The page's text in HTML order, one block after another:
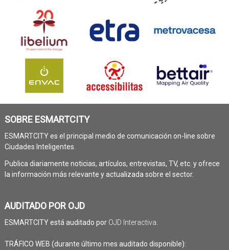
SOBRE ESMARTCITY
ESMARTCITY es el principal medio de comunicación on-line sobre
Ciudades Inteligentes.
Publica diariamente noticias, artículos, entrevistas, TV, etc. y ofrece
la información más relevante y actualizada sobre el sector.
AUDITADO POR OJD
ESMARTCITY está auditado por OJD Interactiva.
TRÁFICO WEB (durante último mes auditado disponible):